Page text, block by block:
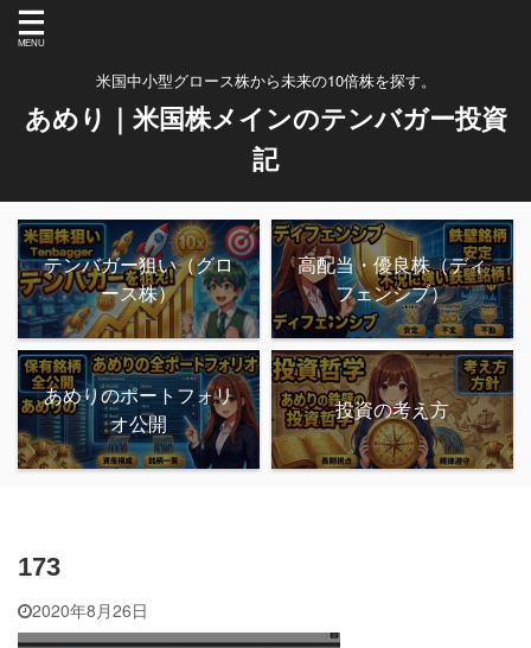
米国中小型グロース株から未来の10倍株を探す。
あめり｜米国株メインのテンバガー投資
記
テンバガー狙い（グロ
ース株）
高配当・優良株（ディ
フェンシブ）
あめりのポートフォリ
オ公開
投資の考え方
173
2020年8月26日